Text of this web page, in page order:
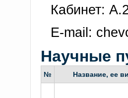
Кабинет:
E-mail:
Научные
№ Название, ее